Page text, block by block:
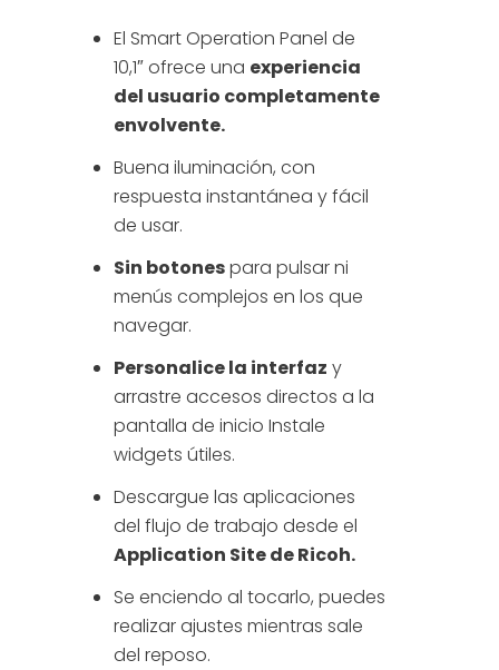
El Smart Operation Panel de
10,1″ ofrece una experiencia
del usuario completamente
envolvente.
Buena iluminación, con
respuesta instantánea y fácil
de usar.
Sin botonespara pulsar ni
menús complejos en los que
navegar.
Personalice la interfaz y
arrastre accesos directos a la
pantalla de inicio Instale
widgets útiles.
Descargue las aplicaciones
del flujo de trabajo desde el
Application Site de Ricoh.
Se enciendo al tocarlo, puedes
realizar ajustes mientras sale
del reposo.